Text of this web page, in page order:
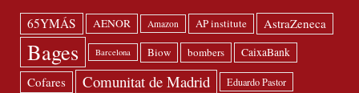
65YMÁS AENOR Amazon AP institute AstraZeneca
Bages Barcelona Biow bombers CaixaBank
Cofares Comunitat de Madrid Eduardo Pastor